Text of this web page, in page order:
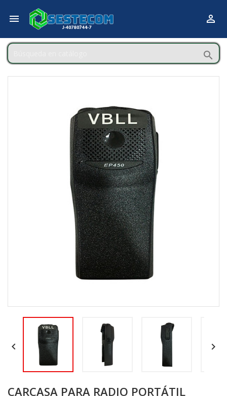
 

 
CARCASA PARA RADIO PORTÁTIL